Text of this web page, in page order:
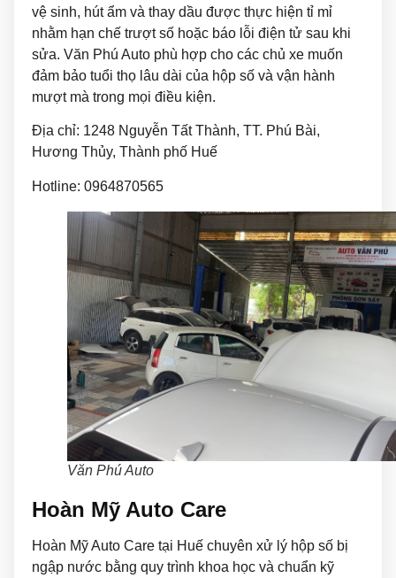
vệ sinh, hút ẩm và thay dầu được thực hiện tỉ mỉ
nhằm hạn chế trượt số hoặc báo lỗi điện tử sau khi
sửa. Văn Phú Auto phù hợp cho các chủ xe muốn
đảm bảo tuổi thọ lâu dài của hộp số và vận hành
mượt mà trong mọi điều kiện.
Địa chỉ: 1248 Nguyễn Tất Thành, TT. Phú Bài,
Hương Thủy, Thành phố Huế
Hotline: 0964870565
Văn Phú Auto
Hoàn Mỹ Auto Care
Hoàn Mỹ Auto Care tại Huế chuyên xử lý hộp số bị
ngập nước bằng quy trình khoa học và chuẩn kỹ